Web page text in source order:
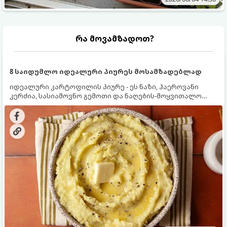
რა მოვამზადოთ?
8 საიდუმლო იდეალური პიურეს მოსამზადებლად
იდეალური კარტოფილის პიურე - ეს ნაზი, ჰაეროვანი
კერძია, სასიამოვნო გემოთი და ნაღების-მოყვითალო
ფერით. მისი მომზადება ძალიან მარტივია, მაგრამ
არსებობს რამდენიმე საიდუმლო, რომლებიც უნდა
იცოდეთ, რომ პიურე იდეალურად გემრიელი გამოვიდეს.